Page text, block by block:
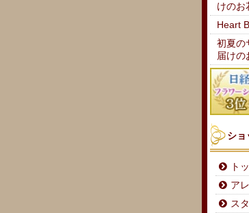
けのお
Heart
初夏の
届けの
ショ
ト
ア
ス